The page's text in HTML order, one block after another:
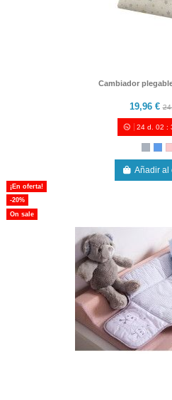
Cambiador
19,96 €
24 d. 02 :
Añadir al
¡En oferta!
-20%
On sale